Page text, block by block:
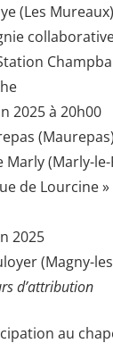
(Les Mureaux)
2025 à 20h00
(Maurepas)
Marly (Marly-le-
de Lourcine »
2025
(Magny-
d’attribution
au